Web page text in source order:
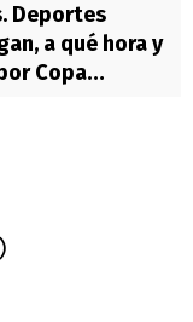
Deportes
a qué hora y
Copa